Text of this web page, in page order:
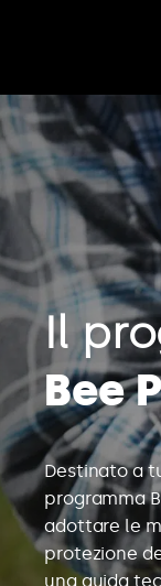
Il
Bee
Destinato a
programma
adottare le
protezione
una guida